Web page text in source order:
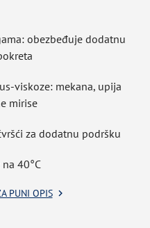
obezbeđuje dodatnu
viskoze: mekana, upija
mirise
za dodatnu podršku
40°C
PUNI OPIS